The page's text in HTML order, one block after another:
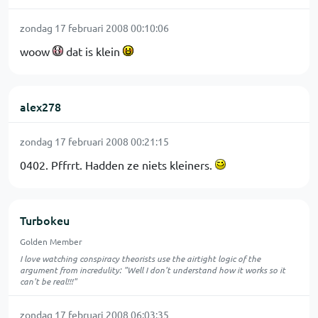
zondag 17 februari 2008 00:10:06
woow dat is klein
alex278
zondag 17 februari 2008 00:21:15
0402. Pffrrt. Hadden ze niets kleiners.
Turbokeu
Golden Member
I love watching conspiracy theorists use the airtight logic of the
argument from incredulity: "Well I don't understand how it works so it
can't be real!!!"
zondag 17 februari 2008 06:03:35